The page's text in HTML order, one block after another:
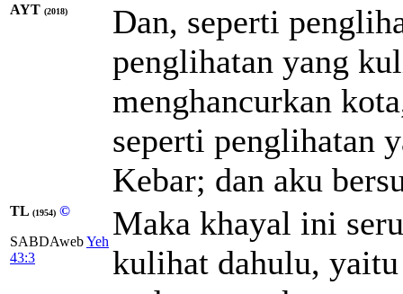
AYT (2018)
Dan, seperti
penglihatan yang
menghancurkan
seperti penglihatan
Kebar; dan aku
TL (1954) ©
SABDAwebYeh
43:3
Maka khayal ini
kulihat dahulu,